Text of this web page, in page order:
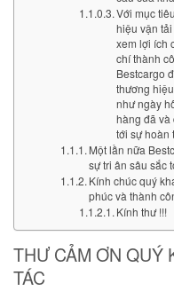
Với mục
hiệu vận
xem lợi ích
chí thành
Bestcargo
thương
như ngày
hàng đã và
tới sự hoàn
Một lần nữa
sự tri ân sâu sắc
Kính chúc quý
phúc và thành
Kính thư !!!
THƯ CẢM ƠN QUÝ
TÁC